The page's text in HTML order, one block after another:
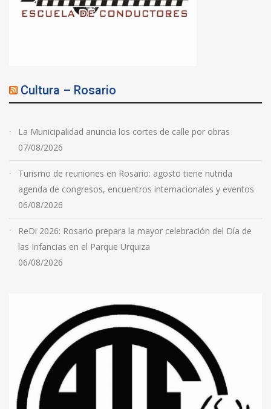
Cultura – Rosario
La Municipalidad anuncia los cortes de calle por obras
07/08/2026
Turismo de reuniones en Rosario: agosto tiene nutrida
agenda de congresos, encuentros internacionales y eventos
06/08/2026
ReDi 2026: Rosario prepara la mayor celebración del Día de
las Infancias en el Parque Urquiza
06/08/2026